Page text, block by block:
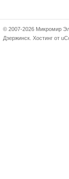
© 2007-2026 Микромир
Дзержинск. Хостинг от